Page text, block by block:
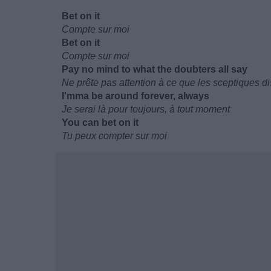
Bet on it
Compte sur moi
Bet on it
Compte sur moi
Pay no mind to what the doubters all say
Ne prête pas attention à ce que les sceptiques
I'mma be around forever, always
Je serai là pour toujours, à tout moment
You can bet on it
Tu peux compter sur moi